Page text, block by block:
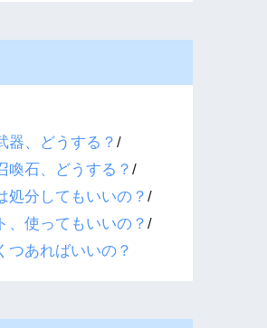
器、どうする？/
喚石、どうする？/
処分してもいいの？/
、使ってもいいの？/
つあればいいの？